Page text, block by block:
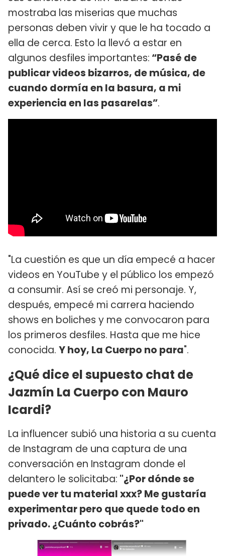
mostraba las miserias que muchas
personas deben vivir y que le ha tocado a
ella de cerca. Esto la llevó a estar en
algunos desfiles importantes: “Pasé de
publicar videos bizarros, de música, de
cuando dormía en la basura, a mi
experiencia en las pasarelas”.
"La cuestión es que un día empecé a hacer
videos en YouTube y el público los empezó
a consumir. Así se creó mi personaje. Y,
después, empecé mi carrera haciendo
shows en boliches y me convocaron para
los primeros desfiles. Hasta que me hice
conocida. Y hoy, La Cuerpo no para".
¿Qué dice el supuesto chat de
Jazmín La Cuerpo con Mauro
Icardi?
La influencer subió una historia a su cuenta
de Instagram de una captura de una
conversación en Instagram donde el
delantero le solicitaba: "¿Por dónde se
puede ver tu material xxx? Me gustaría
experimentar pero que quede todo en
privado. ¿Cuánto cobrás?"